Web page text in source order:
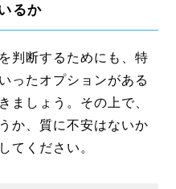
るか
判断するためにも、特
ったオプションがある
ましょう。その上で、
か、質に不安はないか
てください。